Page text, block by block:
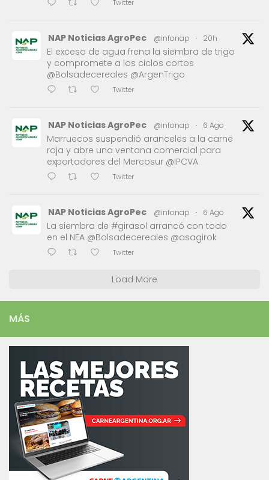
Twitter
NAP Noticias AgroPec @infonap · 20h
El exceso de agua frena la siembra de trigo
y compromete a los ciclos cortos
@Bolsadecereales @ArgenTrigo
Twitter
NAP Noticias AgroPec @infonap · 6 Ago
Marruecos suspendió aranceles a la carne
roja y abre una ventana comercial para
exportadores del Mercosur @IPCVA
Twitter
NAP Noticias AgroPec @infonap · 6 Ago
La siembra de #girasol arrancó con todo
en el NEA @Bolsadecereales @asagirok
Twitter
Load More
MÁS